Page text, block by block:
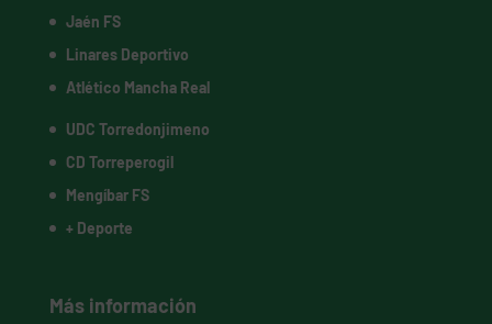
Jaén FS
Linares Deportivo
Atlético Mancha Real
UDC Torredonjimeno
CD Torreperogil
Mengíbar FS
+ Deporte
Más información